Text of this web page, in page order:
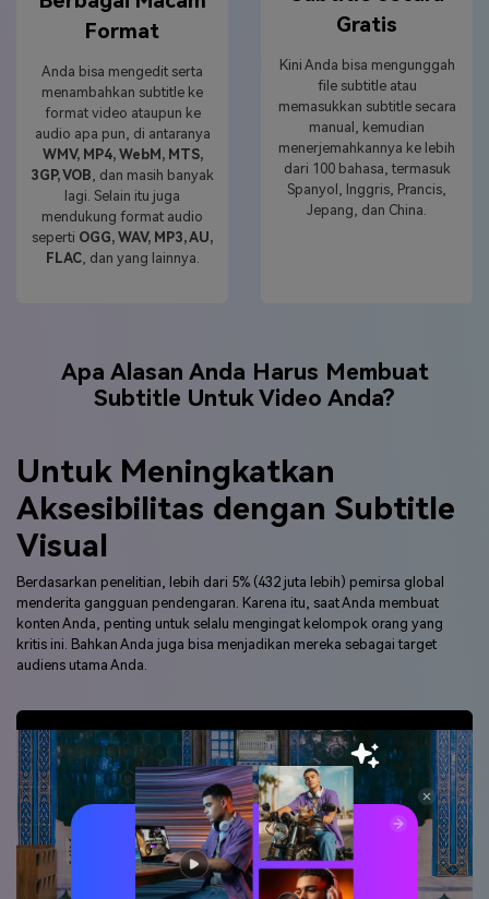
Format
Anda bisa mengedit serta
menambahkan subtitle ke
format video ataupun ke
audio apa pun, di antaranya
WMV, MP4, WebM, MTS,
3GP, VOB , dan masih banyak
lagi. Selain itu juga
mendukung format audio
seperti OGG, WAV, MP3, AU,
FLAC, dan yang lainnya.
Gratis
Kini Anda bisa mengunggah
file subtitle atau
memasukkan subtitle secara
manual, kemudian
menerjemahkannya ke lebih
dari 100 bahasa, termasuk
Spanyol, Inggris, Prancis,
Jepang, dan China.
Apa Alasan Anda Harus Membuat
Subtitle Untuk Video Anda?
Untuk Meningkatkan
Aksesibilitas dengan Subtitle
Visual
Berdasarkan penelitian, lebih dari 5% (432 juta lebih) pemirsa global
menderita gangguan pendengaran. Karena itu, saat Anda membuat
konten Anda, penting untuk selalu mengingat kelompok orang yang
kritis ini. Bahkan Anda juga bisa menjadikan mereka sebagai target
audiens utama Anda.